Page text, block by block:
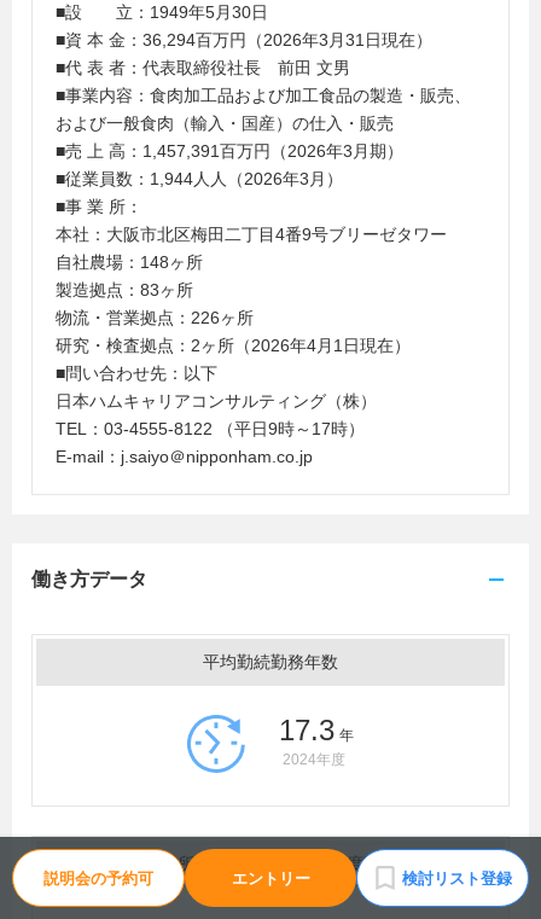
説明会の予約可 エントリー 検討リスト登録
■設 立：1949年5月30日
■資 本 金：36,294百万円（2026年3月31日現在）
■代 表 者：代表取締役社長 前田 文男
■事業内容：食肉加工品および加工食品の製造・販売、
および一般食肉（輸入・国産）の仕入・販売
■売 上 高：1,457,391百万円（2026年3月期）
■従業員数：1,944人人（2026年3月）
■事 業 所：
本社：大阪市北区梅田二丁目4番9号ブリーゼタワー
自社農場：148ヶ所
製造拠点：83ヶ所
物流・営業拠点：226ヶ所
研究・検査拠点：2ヶ所（2026年4月1日現在）
■問い合わせ先：以下
日本ハムキャリアコンサルティング（株）
TEL：03-4555-8122 （平日9時～17時）
E-mail：j.saiyo＠nipponham.co.jp
働き方データ
平均勤続勤務年数
17.3 年
2024年度
月平均所定外労働時間（前年度実績）